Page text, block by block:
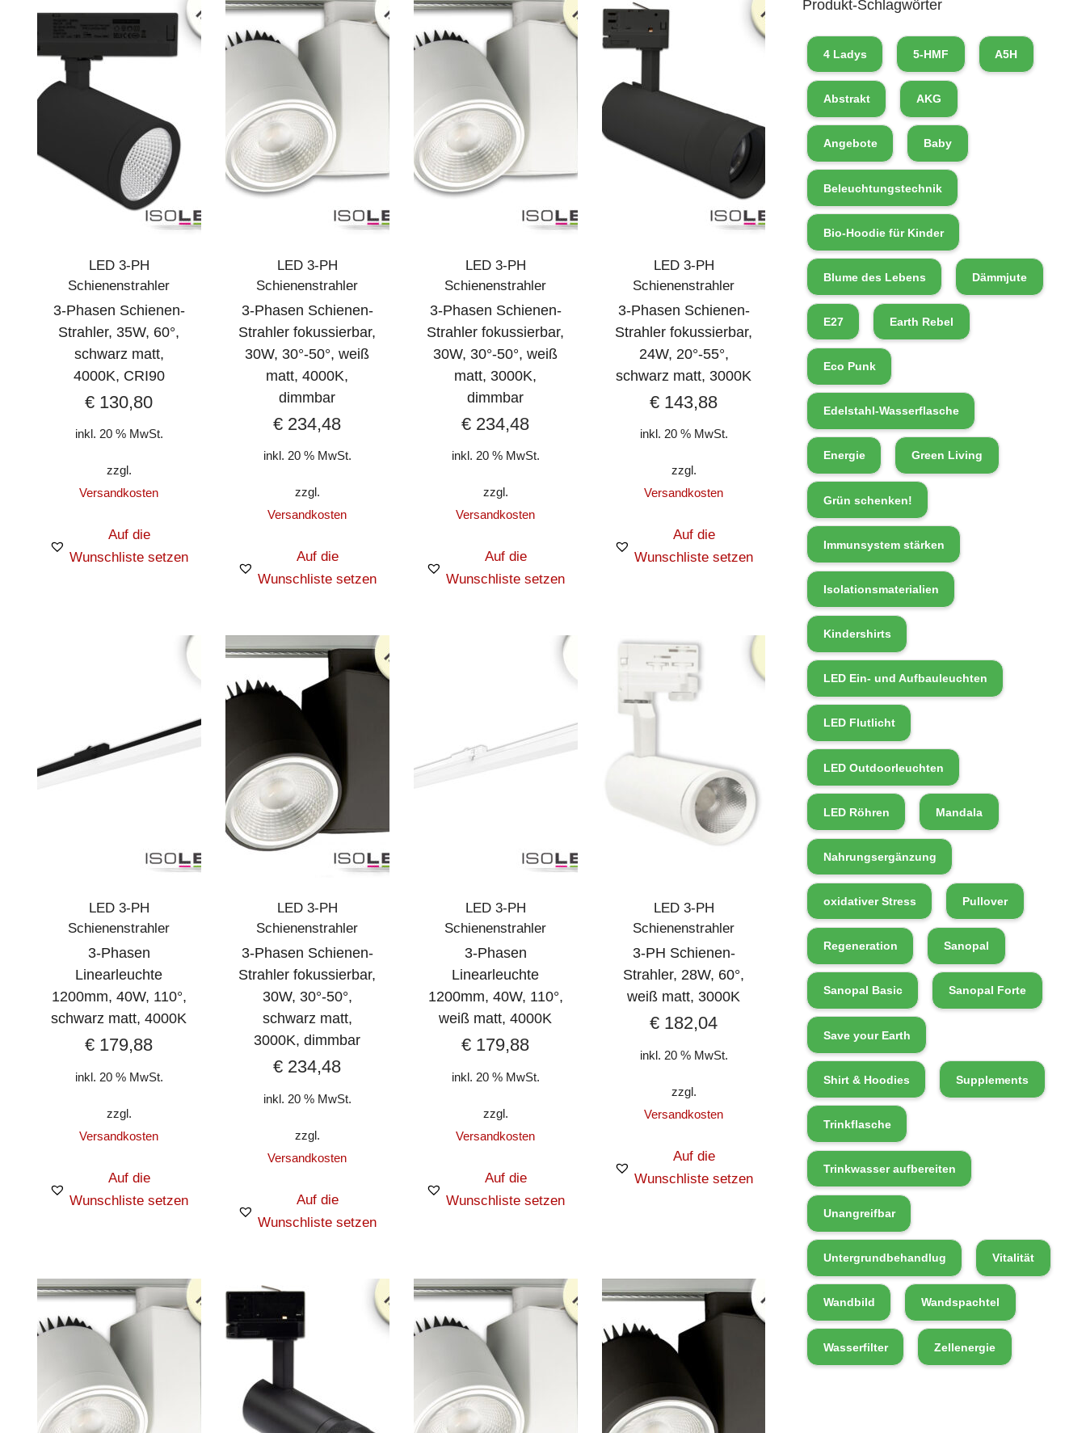
LED 3-PH
Schienenstrahler
3-Phasen Schienen-
Strahler, 35W, 60°,
schwarz matt,
4000K, CRI90
€ 130,80
inkl. 20 % MwSt.
zzgl.
Versandkosten
Auf die
Wunschliste setzen
LED 3-PH
Schienenstrahler
3-Phasen Schienen-
Strahler fokussierbar,
30W, 30°-50°, weiß
matt, 4000K,
dimmbar
€ 234,48
inkl. 20 % MwSt.
zzgl.
Versandkosten
Auf die
Wunschliste setzen
LED 3-PH
Schienenstrahler
3-Phasen Schienen-
Strahler fokussierbar,
30W, 30°-50°, weiß
matt, 3000K,
dimmbar
€ 234,48
inkl. 20 % MwSt.
zzgl.
Versandkosten
Auf die
Wunschliste setzen
LED 3-PH
Schienenstrahler
3-Phasen Schienen-
Strahler fokussierbar,
24W, 20°-55°,
schwarz matt, 3000K
€ 143,88
inkl. 20 % MwSt.
zzgl.
Versandkosten
Auf die
Wunschliste setzen
LED 3-PH
Schienenstrahler
3-Phasen
Linearleuchte
1200mm, 40W, 110°,
schwarz matt, 4000K
€ 179,88
inkl. 20 % MwSt.
zzgl.
Versandkosten
Auf die
Wunschliste setzen
LED 3-PH
Schienenstrahler
3-Phasen Schienen-
Strahler fokussierbar,
30W, 30°-50°,
schwarz matt,
3000K, dimmbar
€ 234,48
inkl. 20 % MwSt.
zzgl.
Versandkosten
Auf die
Wunschliste setzen
LED 3-PH
Schienenstrahler
3-Phasen
Linearleuchte
1200mm, 40W, 110°,
weiß matt, 4000K
€ 179,88
inkl. 20 % MwSt.
zzgl.
Versandkosten
Auf die
Wunschliste setzen
LED 3-PH
Schienenstrahler
3-PH Schienen-
Strahler, 28W, 60°,
weiß matt, 3000K
€ 182,04
inkl. 20 % MwSt.
zzgl.
Versandkosten
Auf die
Wunschliste setzen
Produkt-Schlagwörter
4 Ladys 5-HMF A5H
Abstrakt AKG
Angebote Baby
Beleuchtungstechnik
Bio-Hoodie für Kinder
Blume des Lebens Dämmjute
E27 Earth Rebel
Eco Punk
Edelstahl-Wasserflasche
Energie Green Living
Grün schenken!
Immunsystem stärken
Isolationsmaterialien
Kindershirts
LED Ein- und Aufbauleuchten
LED Flutlicht
LED Outdoorleuchten
LED Röhren Mandala
Nahrungsergänzung
oxidativer Stress Pullover
Regeneration Sanopal
Sanopal Basic Sanopal Forte
Save your Earth
Shirt & Hoodies Supplements
Trinkflasche
Trinkwasser aufbereiten
Unangreifbar
Untergrundbehandlug Vitalität
Wandbild Wandspachtel
Wasserfilter Zellenergie